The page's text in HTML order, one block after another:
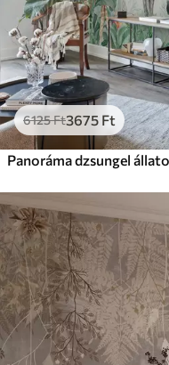
6125Ft3675 Ft
Panoráma dzsungel